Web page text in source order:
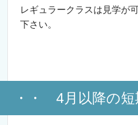
レギュラークラスは見学が
下さい。
・・ 4月以降の短